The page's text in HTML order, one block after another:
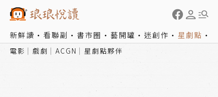
新鮮讀 看聯副 書市圈 藝開罐 迷創作 星劇點
電影 戲劇 ACGN 星劇點夥伴